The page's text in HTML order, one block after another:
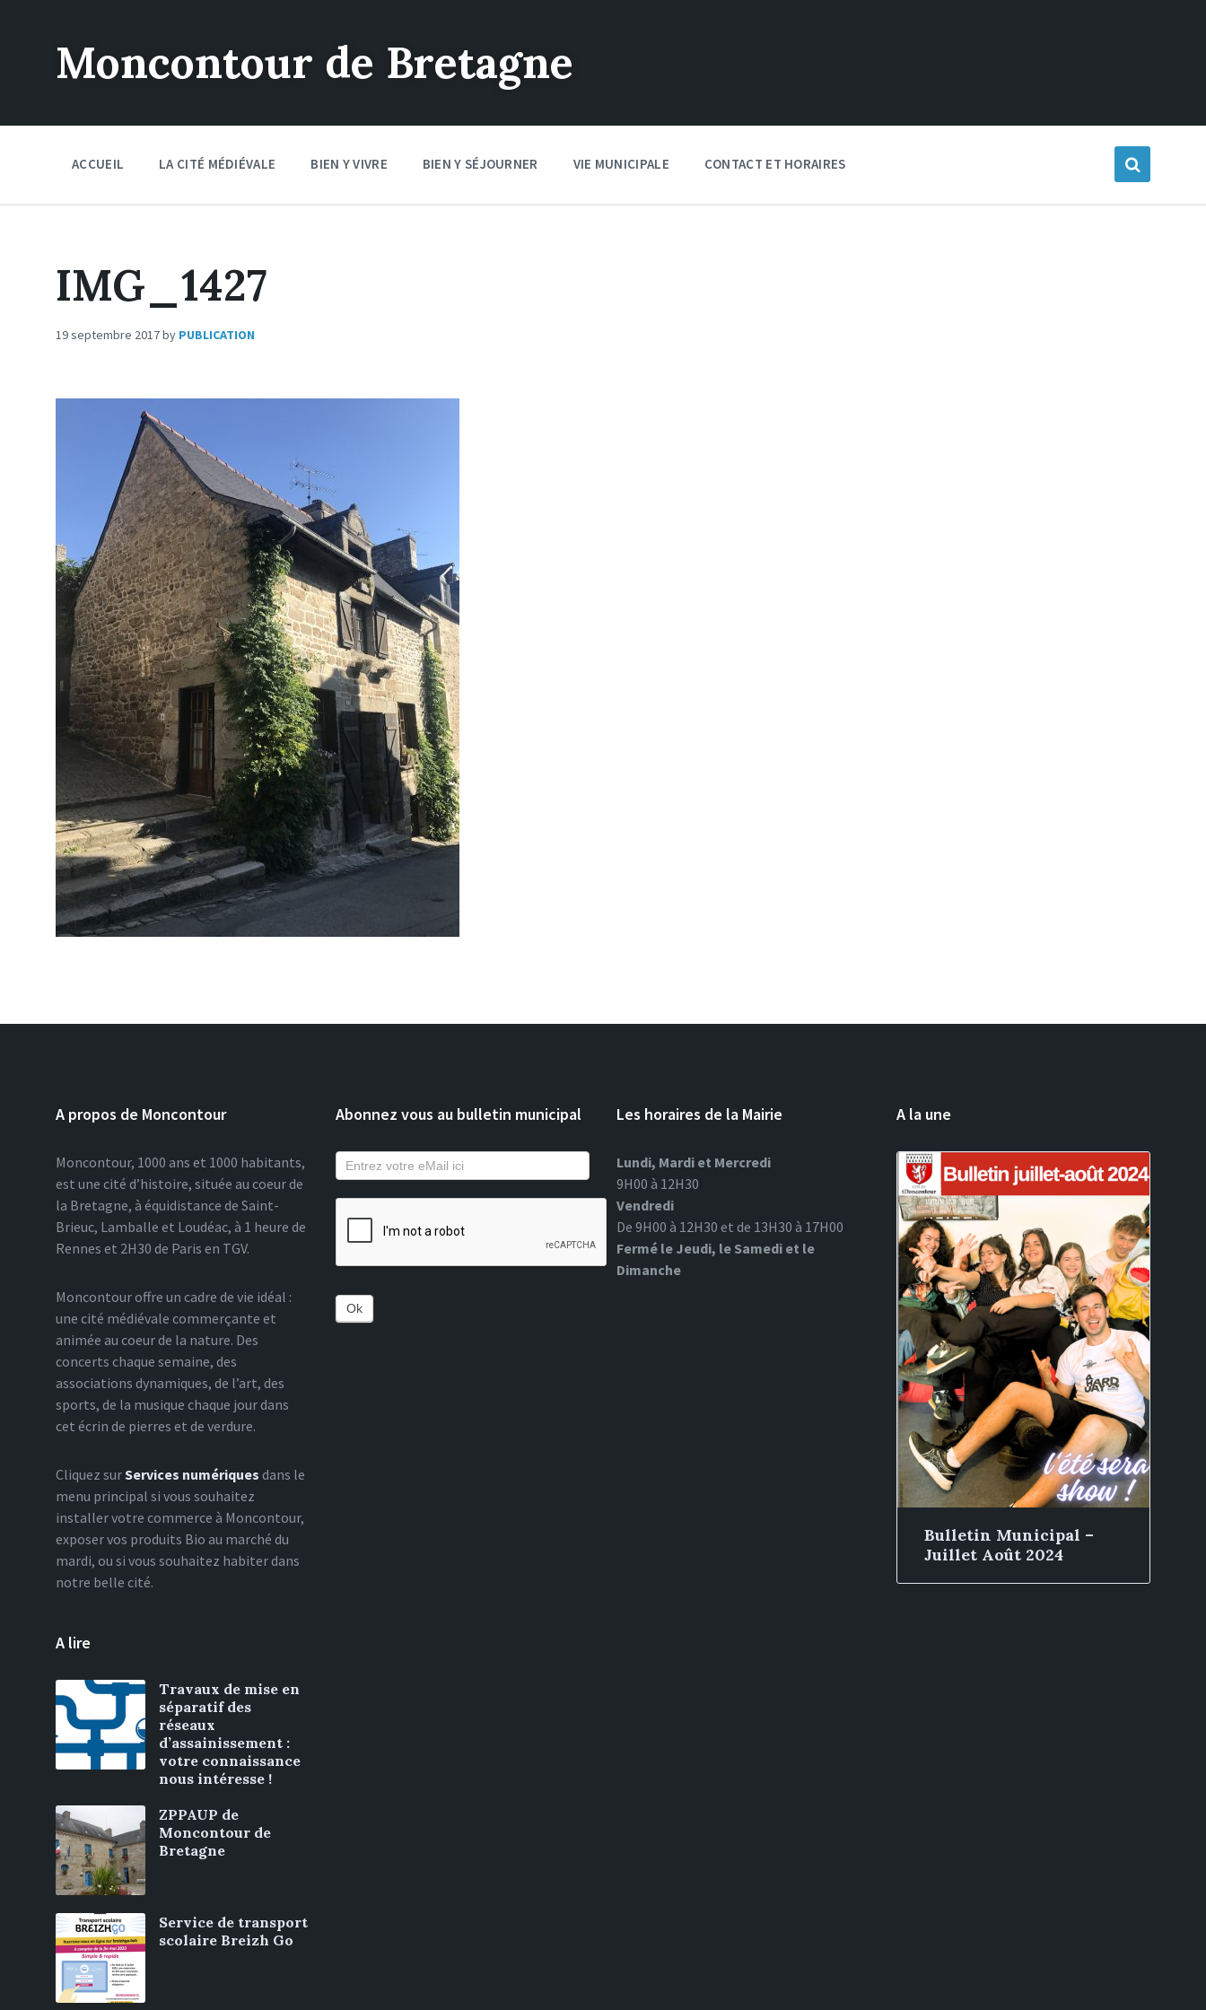
Moncontour de Bretagne
ACCUEIL LA CITÉ MÉDIÉVALE BIEN Y VIVRE BIEN Y SÉJOURNER VIE MUNICIPALE CONTACT ET HORAIRES
IMG_1427
19 septembre 2017by PUBLICATION
A propos de Moncontour
Moncontour, 1000 ans et 1000 habitants,
est une cité d’histoire, située au coeur de
la Bretagne, à équidistance de Saint-
Brieuc, Lamballe et Loudéac, à 1 heure de
Rennes et 2H30 de Paris en TGV.
Moncontour offre un cadre de vie idéal :
une cité médiévale commerçante et
animée au coeur de la nature. Des
concerts chaque semaine, des
associations dynamiques, de l’art, des
sports, de la musique chaque jour dans
cet écrin de pierres et de verdure.
Cliquez surServices numériques dans le
menu principal si vous souhaitez
installer votre commerce à Moncontour,
exposer vos produits Bio au marché du
mardi, ou si vous souhaitez habiter dans
notre belle cité.
Abonnez vous au bulletin municipal
Ok
Les horaires de la Mairie
Lundi, Mardi et Mercredi
9H00 à 12H30
Vendredi
De 9H00 à 12H30 et de 13H30 à 17H00
Fermé le Jeudi, le Samedi et le
Dimanche
A la une
Bulletin Municipal –
Juillet Août 2024
A lire
Travaux de mise en
séparatif des
réseaux
d’assainissement :
votre connaissance
nous intéresse !
ZPPAUP de
Moncontour de
Bretagne
Service de transport
scolaire Breizh Go